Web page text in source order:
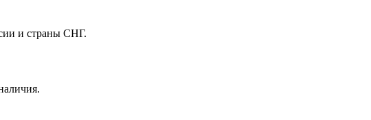
и страны СНГ.